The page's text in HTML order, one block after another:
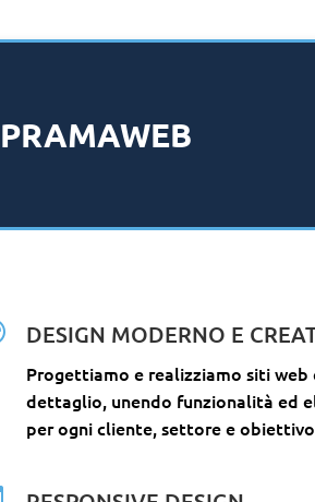
PRAMAWEB
DESIGN MODERNO E
Progettiamo e realizziamo siti web
dettaglio, unendo funzionalità ed
per ogni cliente, settore e obiettivo